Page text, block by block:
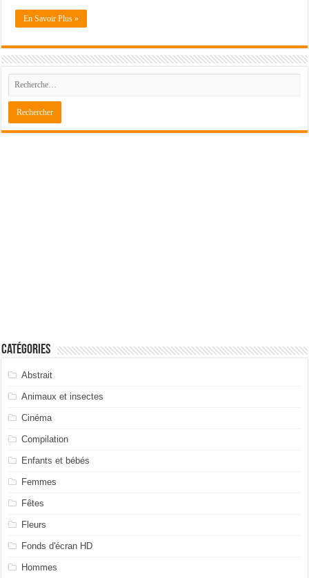
En Savoir Plus »
Catégories
Abstrait
Animaux et insectes
Cinéma
Compilation
Enfants et bébés
Femmes
Fêtes
Fleurs
Fonds d'écran HD
Hommes